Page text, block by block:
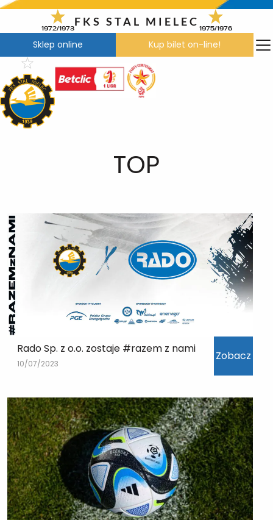
Przejdź
treści
1972/1973
FKS STAL MIELEC
1975/1976
Sklep online Kup bilet on-line!
TOP
Rado Sp. z o.o. zostaje #razem z nami
10/07/2023
Zobacz